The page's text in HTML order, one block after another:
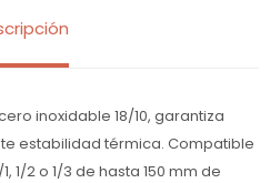
inoxidable 18/10, garantiza
estabilidad térmica. Compatible
1/2 o 1/3 de hasta 150 mm de